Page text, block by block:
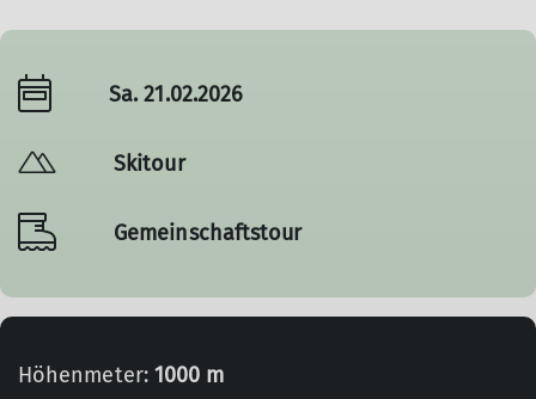
Sa. 21.02.2026
Skitour
Gemeinschaftstour
Höhenmeter: 1000 m